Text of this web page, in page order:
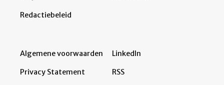
Redactiebeleid
Algemene voorwaarden
Privacy Statement
LinkedIn
RSS